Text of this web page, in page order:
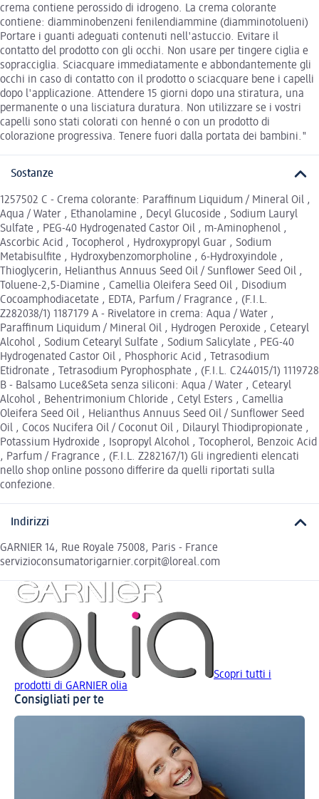
crema contiene perossido di idrogeno. La crema colorante
contiene: diamminobenzeni fenilendiammine (diamminotolueni)
Portare i guanti adeguati contenuti nell'astuccio. Evitare il
contatto del prodotto con gli occhi. Non usare per tingere ciglia e
sopracciglia. Sciacquare immediatamente e abbondantemente gli
occhi in caso di contatto con il prodotto o sciacquare bene i capelli
dopo l'applicazione. Attendere 15 giorni dopo una stiratura, una
permanente o una lisciatura duratura. Non utilizzare se i vostri
capelli sono stati colorati con henné o con un prodotto di
colorazione progressiva. Tenere fuori dalla portata dei bambini."
Sostanze
1257502 C - Crema colorante: Paraffinum Liquidum / Mineral Oil ,
Aqua / Water , Ethanolamine , Decyl Glucoside , Sodium Lauryl
Sulfate , PEG-40 Hydrogenated Castor Oil , m-Aminophenol ,
Ascorbic Acid , Tocopherol , Hydroxypropyl Guar , Sodium
Metabisulfite , Hydroxybenzomorpholine , 6-Hydroxyindole ,
Thioglycerin, Helianthus Annuus Seed Oil / Sunflower Seed Oil ,
Toluene-2,5-Diamine , Camellia Oleifera Seed Oil , Disodium
Cocoamphodiacetate , EDTA, Parfum / Fragrance , (F.I.L.
Z282038/1) 1187179 A - Rivelatore in crema: Aqua / Water ,
Paraffinum Liquidum / Mineral Oil , Hydrogen Peroxide , Cetearyl
Alcohol , Sodium Cetearyl Sulfate , Sodium Salicylate , PEG-40
Hydrogenated Castor Oil , Phosphoric Acid , Tetrasodium
Etidronate , Tetrasodium Pyrophosphate , (F.I.L. C244015/1) 1119728
B - Balsamo Luce&Seta senza siliconi: Aqua / Water , Cetearyl
Alcohol , Behentrimonium Chloride , Cetyl Esters , Camellia
Oleifera Seed Oil , Helianthus Annuus Seed Oil / Sunflower Seed
Oil , Cocos Nucifera Oil / Coconut Oil , Dilauryl Thiodipropionate ,
Potassium Hydroxide , Isopropyl Alcohol , Tocopherol, Benzoic Acid
, Parfum / Fragrance , (F.I.L. Z282167/1) Gli ingredienti elencati
nello shop online possono differire da quelli riportati sulla
confezione.
Indirizzi
GARNIER 14, Rue Royale 75008, Paris - France
servizioconsumatorigarnier.corpit@loreal.com
Scopri tutti i
prodotti di GARNIER olia
Consigliati per te